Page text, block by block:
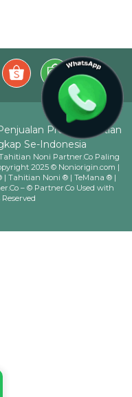
Produk Tahitian
Se-Indonesia
Noni Partner.Co Paling
2025 © Noniorigin.com |
Tahitian Noni ® | TeMana ® |
– © Partner.Co Used with